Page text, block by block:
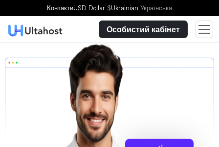
КонтактиUSD Dollar $Ukrainian Українська
Особистий кабінет